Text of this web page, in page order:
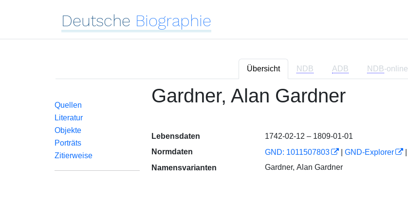
Deutsche Biographie
Übersicht NDB ADB NDB-online
Quellen
Literatur
Objekte
Porträts
Zitierweise
Gardner, Alan Gardner
Lebensdaten
1742-02-12 – 1809-01-01
Normdaten
GND: 1011507803 GND-Explorer
Namensvarianten
Gardner, Alan Gardner